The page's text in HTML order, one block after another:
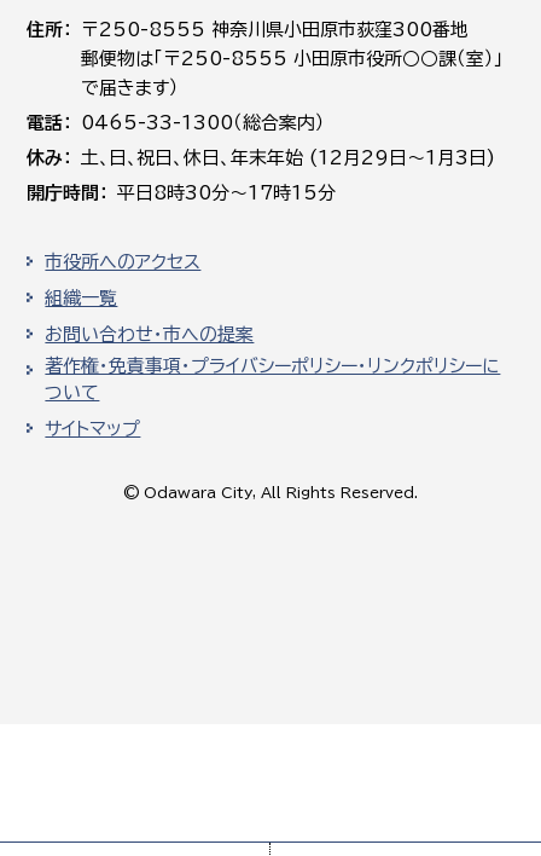
住所
〒250-8555 神奈川県小田原市荻窪300番地
郵便物は「〒250-8555 小田原市役所○○課（室）」
で届きます）
電話
0465-33-1300（総合案内）
休み
土､日､祝日、休日、年末年始 (12月29日～1月3日)
開庁時間
平日8時30分～17時15分
市役所へのアクセス
組織一覧
お問い合わせ・市への提案
著作権・免責事項・プライバシーポリシー・リンクポリシーに
ついて
サイトマップ
© Odawara City, All Rights Reserved.